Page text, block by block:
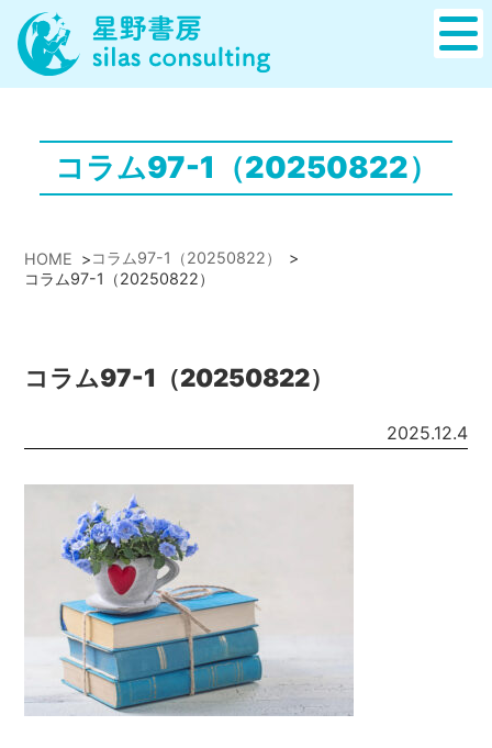
コラム97-1（20250822）
HOME >コラム97-1（20250822）
>
コラム97-1（20250822）
コラム97-1（20250822）
2025.12.4